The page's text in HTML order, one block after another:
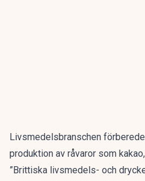
Livsmedelsbranschen
produktion av råvaror som
”Brittiska livsmedels- och